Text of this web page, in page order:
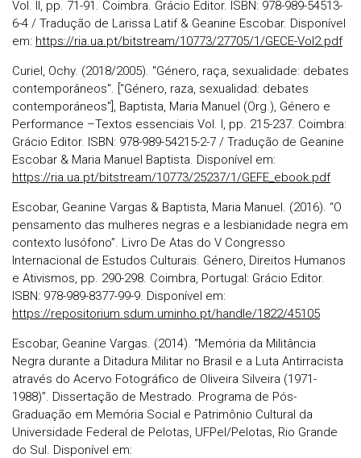
Vol. II, pp. 71-91. Coimbra. Grácio Editor. ISBN: 978-989-54513-
6-4 / Tradução de Larissa Latif & Geanine Escobar. Disponível
em: https://ria.ua.pt/bitstream/10773/27705/1/GECE-Vol2.pdf
Curiel, Ochy. (2018/2005). "Género, raça, sexualidade: debates
contemporâneos". ["Género, raza, sexualidad: debates
contemporáneos"], Baptista, Maria Manuel (Org.), Género e
Performance –Textos essenciais Vol. I, pp. 215-237. Coimbra:
Grácio Editor. ISBN: 978-989-54215-2-7 / Tradução de Geanine
Escobar & Maria Manuel Baptista. Disponível em:
https://ria.ua.pt/bitstream/10773/25237/1/GEFE_ebook.pdf
Escobar, Geanine Vargas & Baptista, Maria Manuel. (2016). “O
pensamento das mulheres negras e a lesbianidade negra em
contexto lusófono”. Livro De Atas do V Congresso
Internacional de Estudos Culturais. Género, Direitos Humanos
e Ativismos, pp. 290-298. Coimbra, Portugal: Grácio Editor.
ISBN: 978-989-8377-99-9. Disponível em:
https://repositorium.sdum.uminho.pt/handle/1822/45105
Escobar, Geanine Vargas. (2014). “Memória da Militância
Negra durante a Ditadura Militar no Brasil e a Luta Antirracista
através do Acervo Fotográfico de Oliveira Silveira (1971-
1988)”. Dissertação de Mestrado. Programa de Pós-
Graduação em Memória Social e Patrimônio Cultural da
Universidade Federal de Pelotas, UFPel/Pelotas, Rio Grande
do Sul. Disponível em: